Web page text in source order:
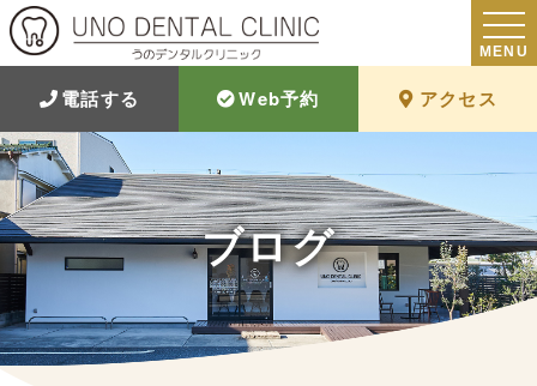
MENU
電話する Web予約 アクセス
ブログ